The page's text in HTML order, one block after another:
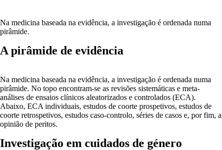
Na medicina baseada na evidência, a investigação é ordenada numa
pirâmide.
A pirâmide de evidência
Na medicina baseada na evidência, a investigação é ordenada numa
pirâmide. No topo encontram-se as revisões sistemáticas e meta-
análises de ensaios clínicos aleatorizados e controlados (ECA).
Abaixo, ECA individuais, estudos de coorte prospetivos, estudos de
coorte retrospetivos, estudos caso-controlo, séries de casos e, por fim, a
opinião de peritos.
Investigação em cuidados de género